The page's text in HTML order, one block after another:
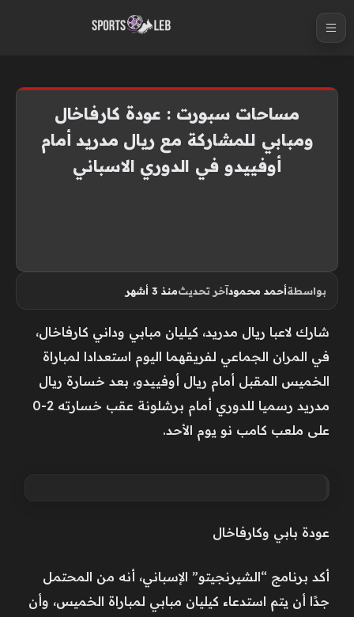
مساحات سبورت : عودة كارفاخال
ومبابي للمشاركة مع ريال مدريد أمام
أوفييدو في الدوري الاسباني
بواسطةأحمد محمودآخر تحديثمنذ 3 أشهر
شارك لاعبا ريال مدريد، كيليان مبابي وداني كارفاخال،
في المران الجماعي لفريقهما اليوم استعدادا لمباراة
الخميس المقبل أمام ريال أوفييدو، بعد خسارة ريال
مدريد رسميا للدوري أمام برشلونة عقب خسارته 2-0
على ملعب كامب نو يوم الأحد.
عودة بابي وكارفاخال
أكد برنامج “الشيرنجيتو” الإسباني، أنه من المحتمل
جدًا أن يتم استدعاء كيليان مبابي لمباراة الخميس، وأن